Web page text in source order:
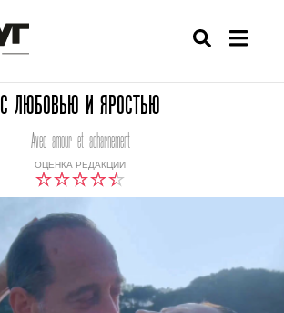
С ЛЮБОВЬЮ И ЯРОСТЬЮ
ОЦЕНКА РЕДАКЦИИ
Avec amour et acharnement